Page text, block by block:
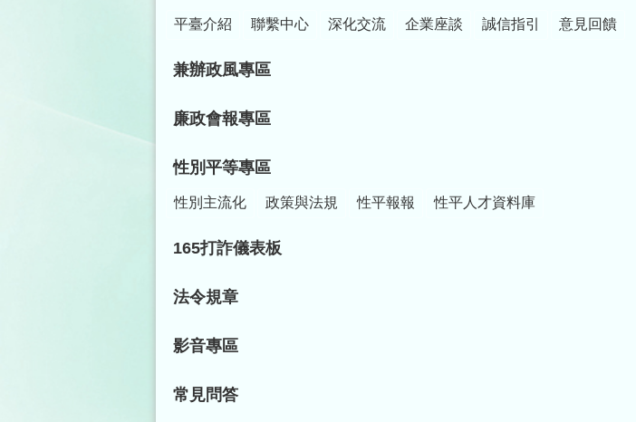
平臺介紹 聯繫中心 深化交流 企業座談 誠信指引 意見回饋
兼辦政風專區
廉政會報專區
性別平等專區
性別主流化 政策與法規 性平報報 性平人才資料庫
165打詐儀表板
法令規章
影音專區
常見問答